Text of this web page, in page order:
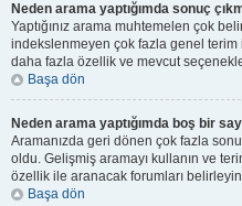
Neden arama yaptığımda sonuç
Yaptığınız arama muhtemelen çok
indekslenmeyen çok fazla genel
daha fazla özellik ve mevcut
Başa dön
Neden arama yaptığımda boş bir
Aramanızda geri dönen çok fazla
oldu. Gelişmiş aramayı kullanın ve
özellik ile aranacak forumları
Başa dön